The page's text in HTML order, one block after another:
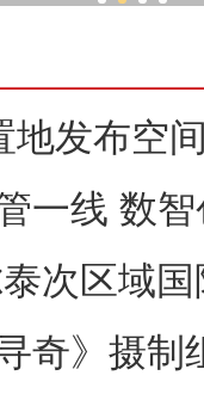
地发布空
一线 数
次区域
奇》摄制